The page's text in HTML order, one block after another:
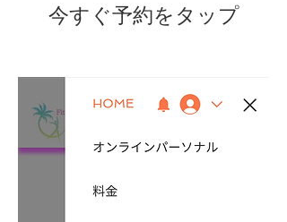
​今すぐ予約をタップ